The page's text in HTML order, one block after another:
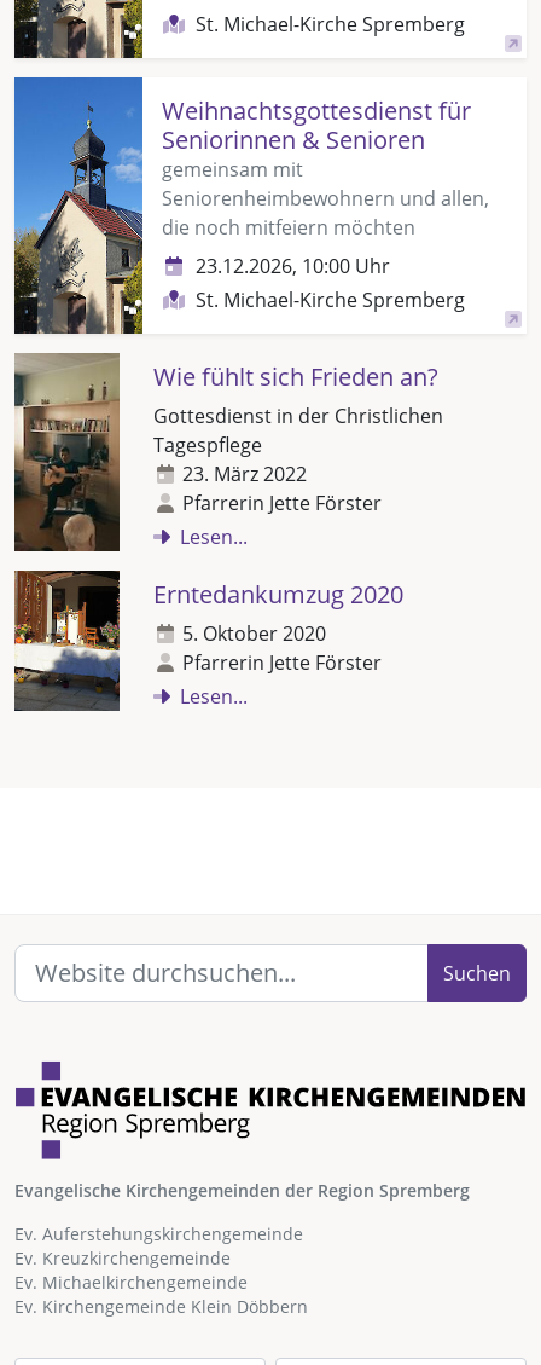
St. Michael-Kirche Spremberg
Weihnachtsgottesdienst für
Seniorinnen & Senioren
gemeinsam mit
Seniorenheimbewohnern und allen,
die noch mitfeiern möchten
23.12.2026, 10:00 Uhr
St. Michael-Kirche Spremberg
Wie fühlt sich Frieden an?
Gottesdienst in der Christlichen
Tagespflege
23. März 2022
Pfarrerin Jette Förster
Lesen...
Erntedankumzug 2020
5. Oktober 2020
Pfarrerin Jette Förster
Lesen...
Suchen
Evangelische Kirchengemeinden der Region Spremberg
Ev. Auferstehungskirchengemeinde
Ev. Kreuzkirchengemeinde
Ev. Michaelkirchengemeinde
Ev. Kirchengemeinde Klein Döbbern